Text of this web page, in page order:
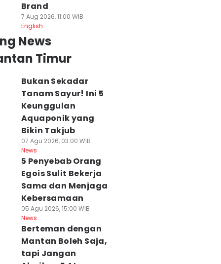
Brand
7 Aug 2026, 11:00 WIB
English
News
Timur
Bukan Sekadar
Tanam Sayur! Ini 5
Keunggulan
Aquaponik yang
Bikin Takjub
07 Agu 2026, 03:00 WIB
News
5 Penyebab Orang
Egois Sulit Bekerja
Sama dan Menjaga
Kebersamaan
05 Agu 2026, 15:00 WIB
News
Berteman dengan
Mantan Boleh Saja,
tapi Jangan